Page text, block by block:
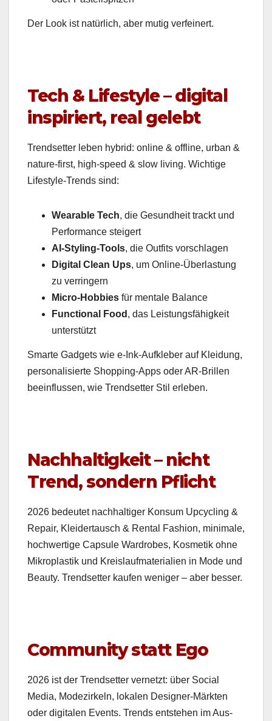
Der Look ist natür­lich, aber mutig ver­fein­ert.
Tech & Lifestyle – digital
inspiriert, real gelebt
Trend­set­ter leben hybrid: online & offline, urban &
nature-first, high-speed & slow liv­ing. Wichtige
Lifestyle-Trends sind:
Wear­able Tech, die Gesund­heit trackt und
Per­for­mance steigert
AI-Styling-Tools, die Out­fits vorschla­gen
Dig­i­tal Clean Ups, um Online-Über­las­tung
zu ver­ringern
Micro-Hob­bies für men­tale Bal­ance
Func­tion­al Food , das Leis­tungs­fähigkeit
unter­stützt
Smarte Gad­gets wie e‑Ink-Aufk­le­ber auf Klei­dung,
per­son­al­isierte Shop­ping-Apps oder AR-Brillen
bee­in­flussen, wie Trend­set­ter Stil erleben.
Nachhaltigkeit – nicht
Trend, sondern Pflicht
2026 bedeutet nach­haltiger Kon­sum Upcy­cling &
Repair, Klei­der­tausch & Rental Fash­ion, min­i­male,
hochw­er­tige Cap­sule Wardrobes, Kos­metik ohne
Mikro­plas­tik und Kreis­lauf­ma­te­ri­alien in Mode und
Beau­ty. Trend­set­ter kaufen weniger – aber bess­er.
Community statt Ego
2026 ist der Trend­set­ter ver­net­zt: über Social
Media, Mod­ezirkeln, lokalen Design­er-Märk­ten
oder dig­i­tal­en Events. Trends entste­hen im Aus­